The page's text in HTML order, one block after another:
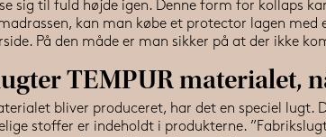
sig til fuld højde igen. Denne form for kollaps
kan man købe et protector lagen
På den måde er man sikker på at der ikke
TEMPUR materialet,
bliver produceret, har det en speciel lugt.
stoffer er indeholdt i produkterne.